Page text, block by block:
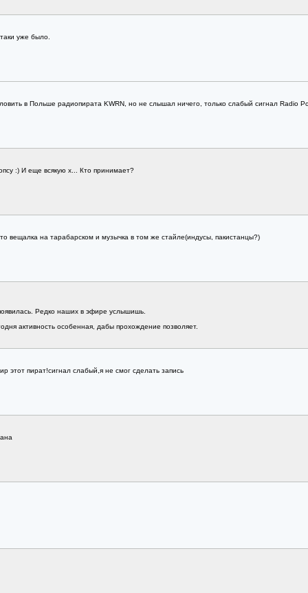
уже было.
в Польше радиопиратa KWRN, но не слышал ничего, только слабый сигнал Radio
:) И еще всякую х... Кто принимает?
вещалка на тарабарском и музычка в том же стайле(индусы, пакистанцы?)
Редко наших в эфире услышишь.
активность особенная, дабы прохождение позволяет.
этот пират!сигнал слабый,я не смог сделать запись